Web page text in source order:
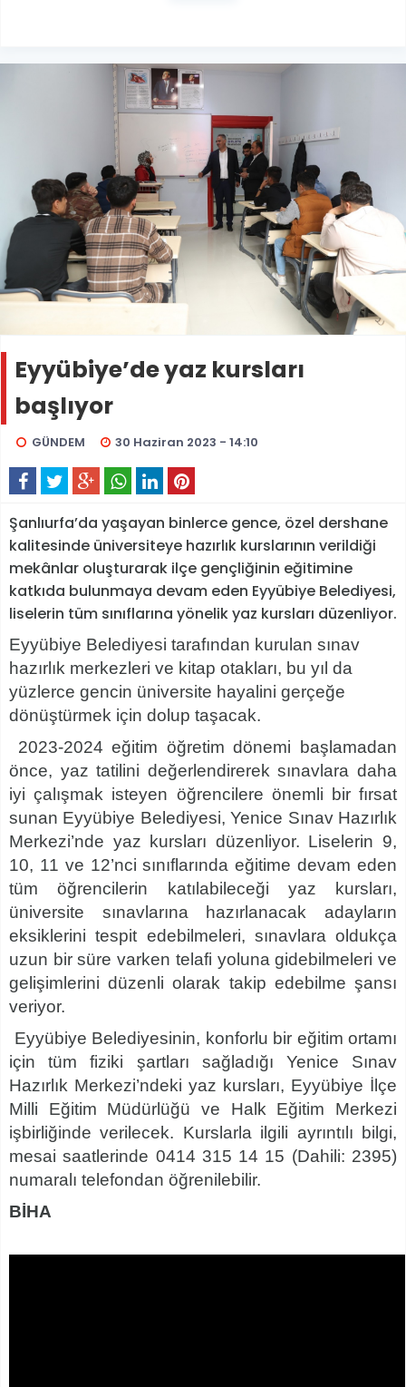
Eyyübiye’de yaz kursları
başlıyor
GÜNDEM 30 Haziran 2023 - 14:10
Şanlıurfa’da yaşayan binlerce gence, özel dershane
kalitesinde üniversiteye hazırlık kurslarının verildiği
mekânlar oluşturarak ilçe gençliğinin eğitimine
katkıda bulunmaya devam eden Eyyübiye Belediyesi,
liselerin tüm sınıflarına yönelik yaz kursları düzenliyor.
Eyyübiye Belediyesi tarafından kurulan sınav
hazırlık merkezleri ve kitap otakları, bu yıl da
yüzlerce gencin üniversite hayalini gerçeğe
dönüştürmek için dolup taşacak.
2023-2024 eğitim öğretim dönemi başlamadan
önce, yaz tatilini değerlendirerek sınavlara daha
iyi çalışmak isteyen öğrencilere önemli bir fırsat
sunan Eyyübiye Belediyesi, Yenice Sınav Hazırlık
Merkezi’nde yaz kursları düzenliyor. Liselerin 9,
10, 11 ve 12’nci sınıflarında eğitime devam eden
tüm öğrencilerin katılabileceği yaz kursları,
üniversite sınavlarına hazırlanacak adayların
eksiklerini tespit edebilmeleri, sınavlara oldukça
uzun bir süre varken telafi yoluna gidebilmeleri ve
gelişimlerini düzenli olarak takip edebilme şansı
veriyor.
Eyyübiye Belediyesinin, konforlu bir eğitim ortamı
için tüm fiziki şartları sağladığı Yenice Sınav
Hazırlık Merkezi’ndeki yaz kursları, Eyyübiye İlçe
Milli Eğitim Müdürlüğü ve Halk Eğitim Merkezi
işbirliğinde verilecek. Kurslarla ilgili ayrıntılı bilgi,
mesai saatlerinde 0414 315 14 15 (Dahili: 2395)
numaralı telefondan öğrenilebilir.
BİHA